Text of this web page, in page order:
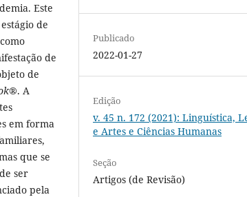
Este
de
de
de
®. A
em forma
que se
ser
pela
Publicado
2022-01-27
Edição
v. 45 n. 172 (2021): Linguística,
e Artes e Ciências Humanas
Seção
Artigos (de Revisão)